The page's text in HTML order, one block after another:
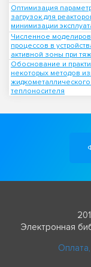
Оптимизация
загрузок для
минимизации
Численное
процессов в
активной зоны при
Обоснование и
некоторых методов
теплоносителя
Электронная